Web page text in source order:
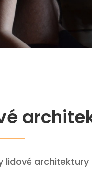
lidové